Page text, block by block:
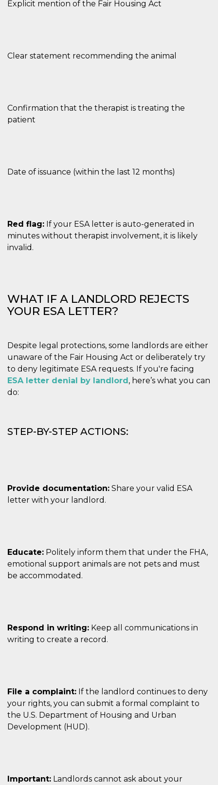
Explicit mention of the Fair Housing Act
Clear statement recommending the animal
Confirmation that the therapist is treating the
patient
Date of issuance (within the last 12 months)
Red flag: If your ESA letter is auto-generated in
minutes without therapist involvement, it is likely
invalid.
WHAT IF A LANDLORD REJECTS
YOUR ESA LETTER?
Despite legal protections, some landlords are either
unaware of the Fair Housing Act or deliberately try
to deny legitimate ESA requests. If you're facing
ESA letter denial by landlord, here’s what you can
do:
STEP-BY-STEP ACTIONS:
Provide documentation: Share your valid ESA
letter with your landlord.
Educate: Politely inform them that under the FHA,
emotional support animals are not pets and must
be accommodated.
Respond in writing: Keep all communications in
writing to create a record.
File a complaint: If the landlord continues to deny
your rights, you can submit a formal complaint to
the U.S. Department of Housing and Urban
Development (HUD).
Important: Landlords cannot ask about your